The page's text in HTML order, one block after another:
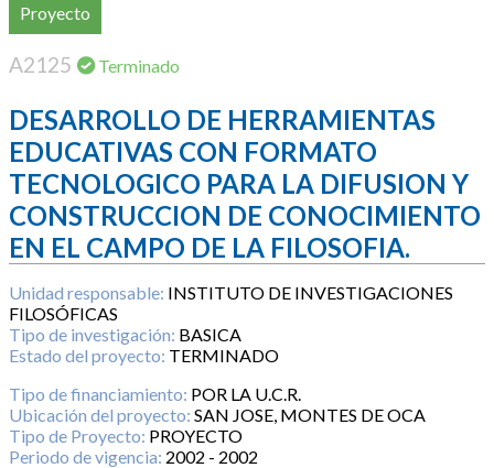
Proyecto
A2125 Terminado
DESARROLLO DE HERRAMIENTAS
EDUCATIVAS CON FORMATO
TECNOLOGICO PARA LA DIFUSION Y
CONSTRUCCION DE CONOCIMIENTO
EN EL CAMPO DE LA FILOSOFIA.
Unidad responsable: INSTITUTO DE INVESTIGACIONES
FILOSÓFICAS
Tipo de investigación: BASICA
Estado del proyecto: TERMINADO
Tipo de financiamiento: POR LA U.C.R.
Ubicación del proyecto: SAN JOSE, MONTES DE OCA
Tipo de Proyecto: PROYECTO
Periodo de vigencia: 2002 - 2002